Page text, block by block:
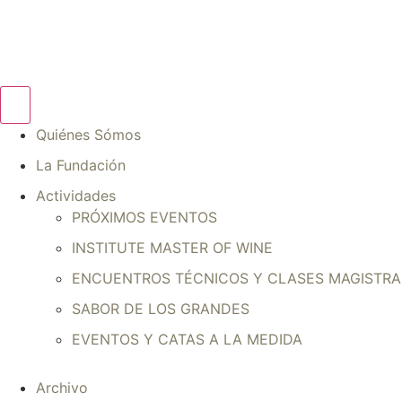
Quiénes Sómos
La Fundación
Actividades
PRÓXIMOS EVENTOS
INSTITUTE MASTER OF WINE
ENCUENTROS TÉCNICOS Y CLASES
SABOR DE LOS GRANDES
EVENTOS Y CATAS A LA MEDIDA
Archivo